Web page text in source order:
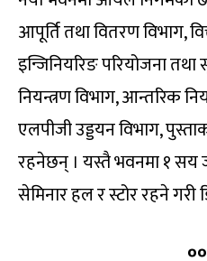
आपूर्ति तथा वितरण विभाग,
इन्जिनियरिङ परियोजना
नियन्त्रण विभाग, आन्तरिक
एलपीजी उड्डयन विभाग,
रहनेछन् । यस्तै भवनमा १ सय
सेमिनार हल र स्टोर रहने गरी